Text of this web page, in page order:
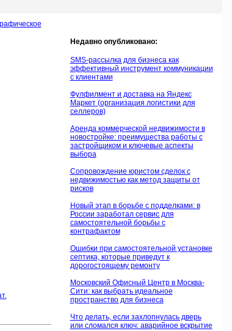
Недавно опубликовано:
SMS-рассылка для бизнеса как
эффективный инструмент коммуникации
с клиентами
Фулфилмент и доставка на Яндекс
Маркет (организация логистики для
селлеров)
Аренда коммерческой недвижимости в
новостройке: преимущества работы с
застройщиком и ключевые аспекты
выбора
Сопровождение юристом сделок с
недвижимостью как метод защиты от
рисков
Новый этап в борьбе с подделками: в
России заработал сервис для
самостоятельной борьбы с
контрафактом
Ошибки при самостоятельной установке
септика, которые приведут к
дорогостоящему ремонту
Московский Офисный Центр в Москва-
Сити: как выбрать идеальное
пространство для бизнеса
Что делать, если захлопнулась дверь
или сломался ключ: аварийное вскрытие